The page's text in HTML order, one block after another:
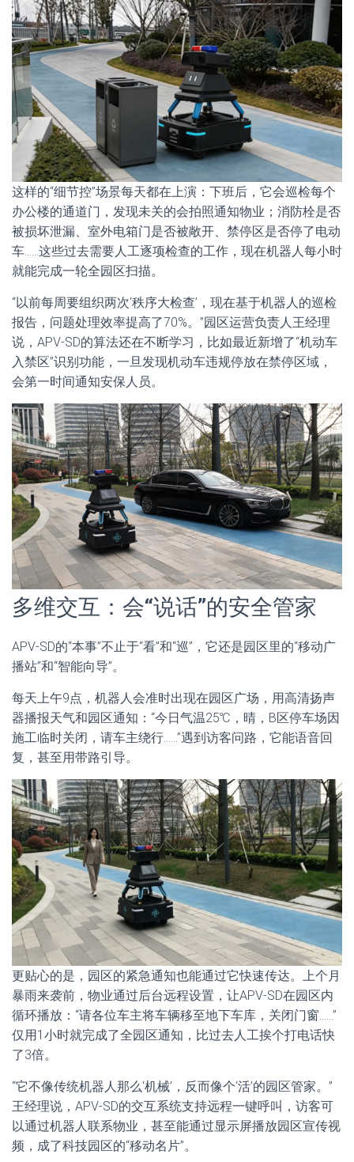
这样的“细节控”场景每天都在上演：下班后，它会巡检每个
办公楼的通道门，发现未关的会拍照通知物业；消防栓是否
被损坏泄漏、室外电箱门是否被敞开、禁停区是否停了电动
车……这些过去需要人工逐项检查的工作，现在机器人每小时
就能完成一轮全园区扫描。
“以前每周要组织两次‘秩序大检查’，现在基于机器人的巡检
报告，问题处理效率提高了70%。”园区运营负责人王经理
说，APV-SD的算法还在不断学习，比如最近新增了“机动车
入禁区”识别功能，一旦发现机动车违规停放在禁停区域，
会第一时间通知安保人员。
多维交互：会“说话”的安全管家
APV-SD的“本事”不止于“看”和“巡”，它还是园区里的“移动广
播站”和“智能向导”。
每天上午9点，机器人会准时出现在园区广场，用高清扬声
器播报天气和园区通知：“今日气温25℃，晴，B区停车场因
施工临时关闭，请车主绕行……”遇到访客问路，它能语音回
复，甚至用带路引导。
更贴心的是，园区的紧急通知也能通过它快速传达。上个月
暴雨来袭前，物业通过后台远程设置，让APV-SD在园区内
循环播放：“请各位车主将车辆移至地下车库，关闭门窗……”
仅用1小时就完成了全园区通知，比过去人工挨个打电话快
了3倍。
“它不像传统机器人那么‘机械’，反而像个‘活’的园区管家。”
王经理说，APV-SD的交互系统支持远程一键呼叫，访客可
以通过机器人联系物业，甚至能通过显示屏播放园区宣传视
频，成了科技园区的“移动名片”。